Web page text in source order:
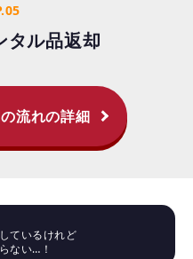
タル品返却
流れの詳細
ているけれど
ない…！